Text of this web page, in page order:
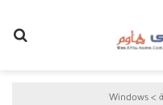
>
Windows